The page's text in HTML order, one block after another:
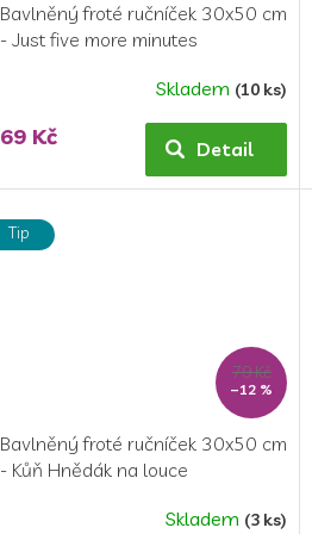
Bavlněný froté ručníček 30x50 cm
- Just five more minutes
Skladem (10 ks)
69 Kč Detail
Tip
79 Kč
–12 %
Bavlněný froté ručníček 30x50 cm
- Kůň Hnědák na louce
Skladem (3 ks)